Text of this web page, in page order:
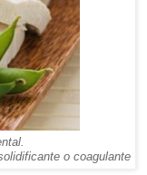
o coagulante